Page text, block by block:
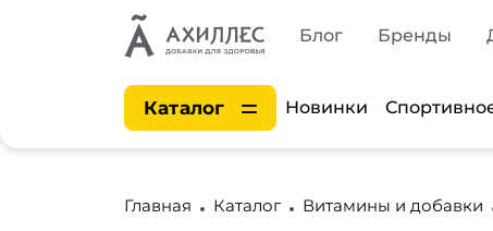
Блог Бренды
Каталог Новинки
Главная Каталог Витамины и добавки